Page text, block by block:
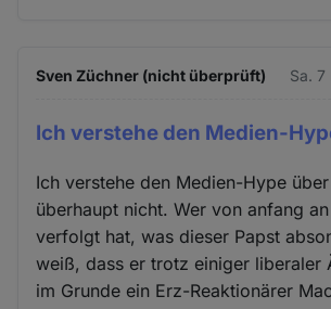
Sven Züchner (nicht überprüft) Sa. 7
Ich verstehe den Medien-
Ich verstehe den Medien-Hype
überhaupt nicht. Wer von anfang
verfolgt hat, was dieser Papst
weiß, dass er trotz einiger liberaler
im Grunde ein Erz-Reaktionärer